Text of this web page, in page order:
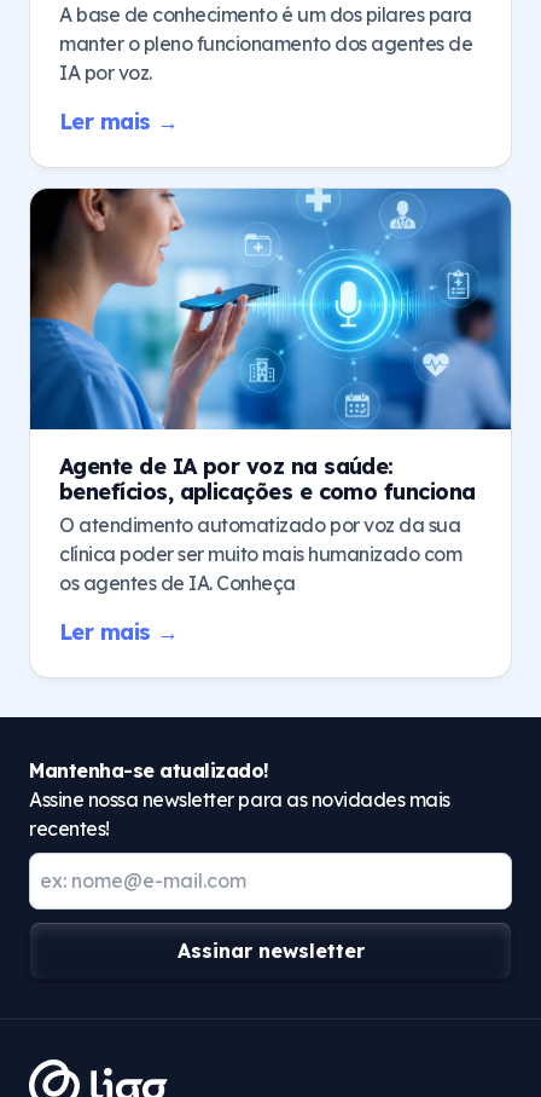
A base de conhecimento é um dos pilares para
manter o pleno funcionamento dos agentes de
IA por voz.
Ler mais →
Agente de IA por voz na saúde:
benefícios, aplicações e como funciona
O atendimento automatizado por voz da sua
clínica poder ser muito mais humanizado com
os agentes de IA. Conheça
Ler mais →
Mantenha-se atualizado!
Assine nossa newsletter para as novidades mais
recentes!
Assinar newsletter